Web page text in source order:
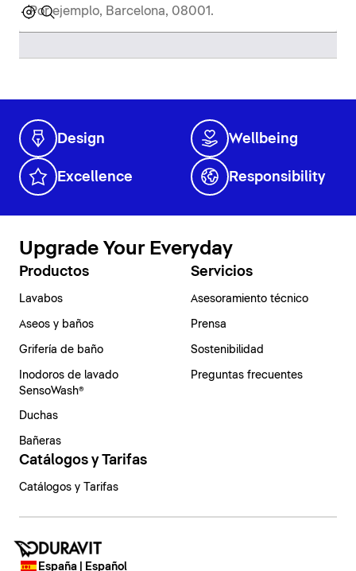
Design Wellbeing
Excellence Responsibility
Upgrade Your Everyday
Productos
Lavabos
Aseos y baños
Grifería de baño
Inodoros de lavado
SensoWash®
Duchas
Bañeras
Servicios
Asesoramiento técnico
Prensa
Sostenibilidad
Preguntas frecuentes
Catálogos y Tarifas
Catálogos y Tarifas
España | Español